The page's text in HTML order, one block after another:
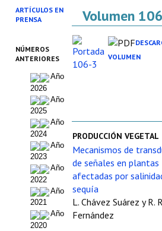
SOBRE NOSOTROS
Asociación AIDA
Cincuentenario AIDA
Organigrama
Estatutos
Hacerse socio
Noticias
Galería de Fotos
Web AIDA 2.0
ARTÍCULOS EN
PRENSA
NÚMEROS
ANTERIORES
Año
2026
Año
2025
Año
2024
Año
2023
Año
2022
Año
2021
Año
2020
Volumen
VOLUMEN
PRODUCCIÓN VEGETAL
Mecanismos de
de señales en plantas
afectadas por
sequía
L. Chávez Suárez y R.
Fernández